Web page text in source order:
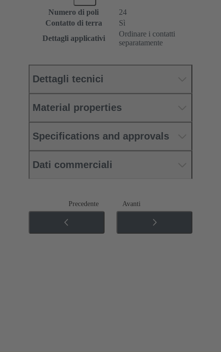
Numero di poli
24
Contatto di terra
Sì
Dettagli applicativi
Ordinare i contatti
separatamente
Dettagli tecnici
Material properties
Specifications and approvals
Dati commerciali
Precedente Avanti